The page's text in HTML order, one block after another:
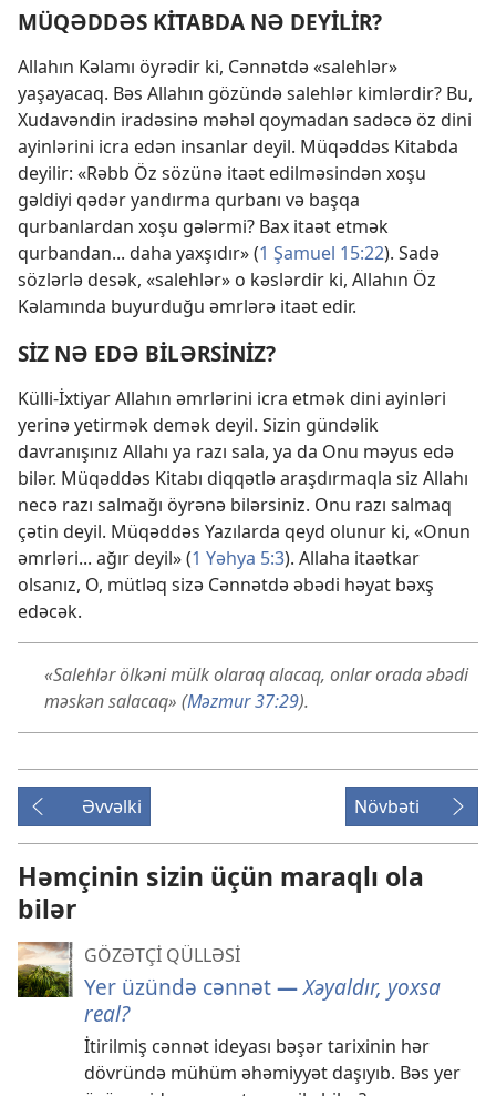
MÜQƏDDƏS KİTABDA NƏ DEYİLİR?
Allahın Kəlamı öyrədir ki, Cənnətdə «salehlər»
yaşayacaq. Bəs Allahın gözündə salehlər kimlərdir? Bu,
Xudavəndin iradəsinə məhəl qoymadan sadəcə öz dini
ayinlərini icra edən insanlar deyil. Müqəddəs Kitabda
deyilir: «Rəbb Öz sözünə itaət edilməsindən xoşu
gəldiyi qədər yandırma qurbanı və başqa
qurbanlardan xoşu gələrmi? Bax itaət etmək
qurbandan... daha yaxşıdır» (1 Şamuel 15:22). Sadə
sözlərlə desək, «salehlər» o kəslərdir ki, Allahın Öz
Kəlamında buyurduğu əmrlərə itaət edir.
SİZ NƏ EDƏ BİLƏRSİNİZ?
Külli-İxtiyar Allahın əmrlərini icra etmək dini ayinləri
yerinə yetirmək demək deyil. Sizin gündəlik
davranışınız Allahı ya razı sala, ya da Onu məyus edə
bilər. Müqəddəs Kitabı diqqətlə araşdırmaqla siz Allahı
necə razı salmağı öyrənə bilərsiniz. Onu razı salmaq
çətin deyil. Müqəddəs Yazılarda qeyd olunur ki, «Onun
əmrləri... ağır deyil» (1 Yəhya 5:3). Allaha itaətkar
olsanız, O, mütləq sizə Cənnətdə əbədi həyat bəxş
edəcək.
«Salehlər ölkəni mülk olaraq alacaq, onlar orada əbədi
məskən salacaq» (Məzmur 37:29).
Əvvəlki Növbəti
Həmçinin sizin üçün maraqlı ola
bilər
GÖZƏTÇİ QÜLLƏSİ
Yer üzündə cənnət—Xəyaldır, yoxsa
real?
İtirilmiş cənnət ideyası bəşər tarixinin hər
dövründə mühüm əhəmiyyət daşıyıb. Bəs yer